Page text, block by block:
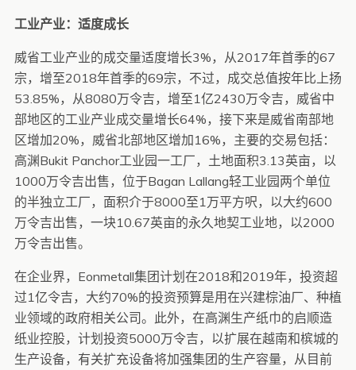
工业产业：适度成长
威省工业产业的成交量适度增长3%，从2017年首季的67
宗，增至2018年首季的69宗，不过，成交总值按年比上扬
53.85%，从8080万令吉，增至1亿2430万令吉，威省中
部地区的工业产业成交量增长64%，接下来是威省南部地
区增加20%，威省北部地区增加16%，主要的交易包括：
高渊Bukit Panchor工业园一工厂，土地面积3.13英亩，以
1000万令吉出售，位于Bagan Lallang轻工业园两个单位
的半独立工厂，面积介于8000至1万平方呎，以大约600
万令吉出售，一块10.67英亩的永久地契工业地，以2000
万令吉出售。
在企业界，Eonmetall集团计划在2018和2019年，投资超
过1亿令吉，大约70%的投资预算是用在兴建棕油厂、种植
业领域的政府相关公司。此外，在高渊生产纸巾的启顺造
纸业控股，计划投资5000万令吉，以扩展在越南和槟城的
生产设备，有关扩充设备将加强集团的生产容量，从目前